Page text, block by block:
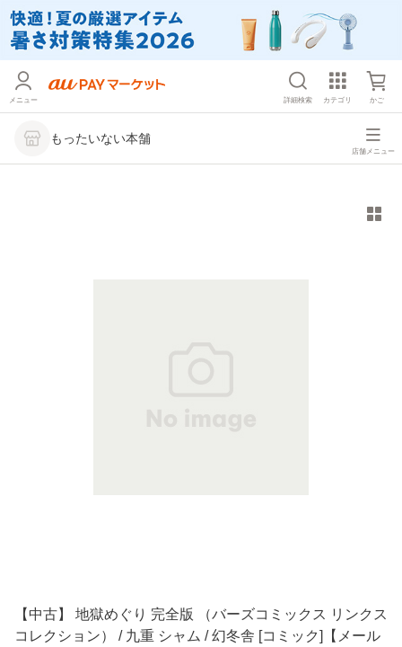
メニュー 詳細検索 カテゴリ かご
もったいない本舗
店舗メニュー
【中古】 地獄めぐり 完全版 （バーズコミックス リンクス
コレクション） / 九重 シャム / 幻冬舎 [コミック]【メール